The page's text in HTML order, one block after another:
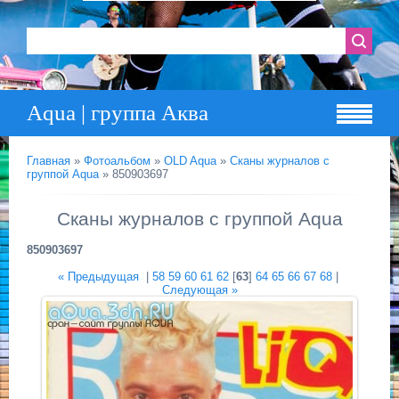
Aqua | группа Аква
Главная » Фотоальбом » OLD Aqua» Сканы журналов с
группой Aqua» 850903697
Сканы журналов с группой Aqua
850903697
« Предыдущая| 58 59 60 61 62[63] 64 65 66 67 68|
Следующая »